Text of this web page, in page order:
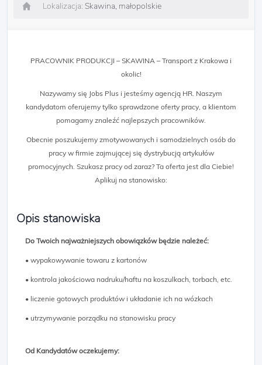
Lokalizacja: Skawina, małopolskie
PRACOWNIK PRODUKCJI – SKAWINA – Transport z Krakowa i
okolic!
Nazywamy się Jobs Plus i jesteśmy agencją HR. Naszym
kandydatom oferujemy tylko sprawdzone oferty pracy, a klientom
pomagamy znaleźć najlepszych pracowników.
Obecnie poszukujemy zmotywowanych i samodzielnych osób do
pracy w firmie zajmującej się dystrybucją artykułów
promocyjnych. Szukasz pracy od zaraz? Ta oferta jest dla Ciebie!
Aplikuj na stanowisko:
Opis stanowiska
Do Twoich najważniejszych obowiązków będzie należeć:
• wypakowywanie towaru z kartonów
• kontrola jakościowa nadruku/haftu na koszulkach, torbach, etc.
• liczenie gotowych produktów i układanie ich na wózkach
• utrzymywanie porządku na stanowisku pracy
Od Kandydatów oczekujemy: